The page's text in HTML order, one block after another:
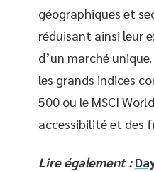
géographiques et
réduisant ainsi leur
d’un marché
les grands indices
500 ou le MSCI
accessibilité et des
Lire également :